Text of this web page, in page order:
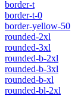
border-t
border-t-0
border-yellow-50
rounded-2xl
rounded-3xl
rounded-b-2xl
rounded-b-3xl
rounded-b-xl
rounded-bl-2xl